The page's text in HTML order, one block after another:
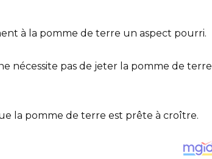
à la pomme de terre un aspect pourri.
nécessite pas de jeter la pomme de terre
la pomme de terre est prête à croître.